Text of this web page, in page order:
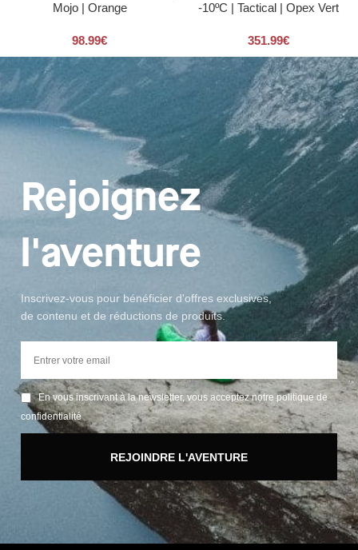
Mojo | Orange
98.99€
-10ºC | Tactical | Opex Vert
351.99€
Rejoignez
l'aventure
Inscrivez-vous pour bénéficier d'offres exclusives,
de contenu et de réductions de produits.
En vous inscrivant à la newsletter, vous acceptez notre politique de
confidentialité
REJOINDRE L'AVENTURE